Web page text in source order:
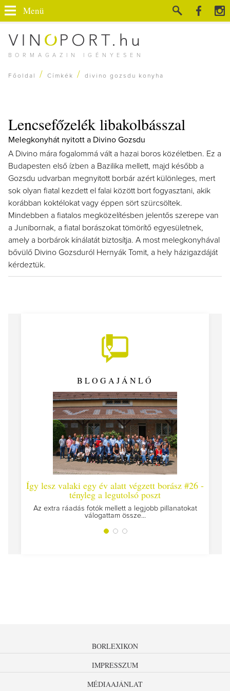
BORMAGAZIN IGÉNYESEN
Menü
Főoldal / Címkék / divino gozsdu konyha
Lencsefőzelék libakolbásszal
Melegkonyhát nyitott a Divino Gozsdu
A Divino mára fogalommá vált a hazai boros közéletben. Ez a
Budapesten első ízben a Bazilika mellett, majd később a
Gozsdu udvarban megnyitott borbár azért különleges, mert
sok olyan fiatal kezdett el falai között bort fogyasztani, akik
korábban koktélokat vagy éppen sört szürcsöltek.
Mindebben a fiatalos megközelítésben jelentős szerepe van
a Junibornak, a fiatal borászokat tömörítő egyesületnek,
amely a borbárok kínálatát biztosítja. A most melegkonyhával
bővülő Divino Gozsduról Hernyák Tomit, a hely házigazdáját
kérdeztük.
BLOGAJÁNLÓ
Így lesz valaki egy év alatt végzett borász #26 -
tényleg a legutolsó poszt
Az extra ráadás fotók mellett a legjobb pillanatokat
válogattam össze...
BORLEXIKON
IMPRESSZUM
MÉDIAAJÁNLAT